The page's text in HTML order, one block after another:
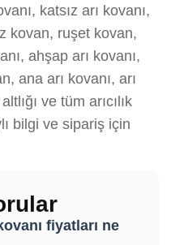
katsız arı kovanı,
kovan, ruşet kovan,
ahşap arı kovanı,
ana arı kovanı, arı
ve tüm arıcılık
bilgi ve sipariş için
fiyatları ne